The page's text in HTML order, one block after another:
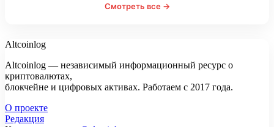
Смотреть все →
Altcoinlog
Altcoinlog — независимый информационный ресурс о
криптовалютах,
блокчейне и цифровых активах. Работаем с 2017 года.
О проекте
Редакция